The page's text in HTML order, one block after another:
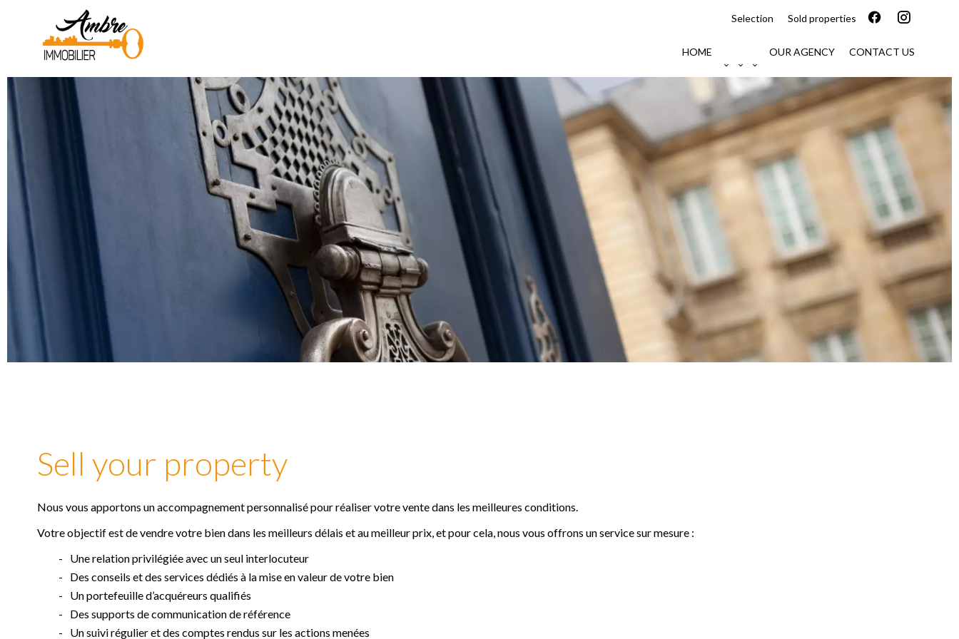
Selection Sold properties
HOME OUR AGENCY CONTACT US
Sell ​​your property
Nous vous apportons un accompagnement personnalisé pour réaliser votre vente dans les meilleures conditions.
Votre objectif est de vendre votre bien dans les meilleurs délais et au meilleur prix, et pour cela, nous vous offrons un service sur mesure :
Une relation privilégiée avec un seul interlocuteur
Des conseils et des services dédiés à la mise en valeur de votre bien
Un portefeuille d’acquéreurs qualifiés
Des supports de communication de référence
Un suivi régulier et des comptes rendus sur les actions menées